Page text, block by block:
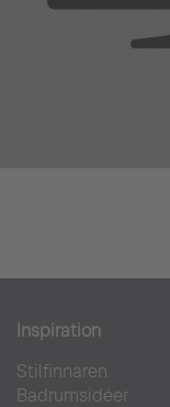
Inspiration
Stilfinnaren
Badrumsidéer